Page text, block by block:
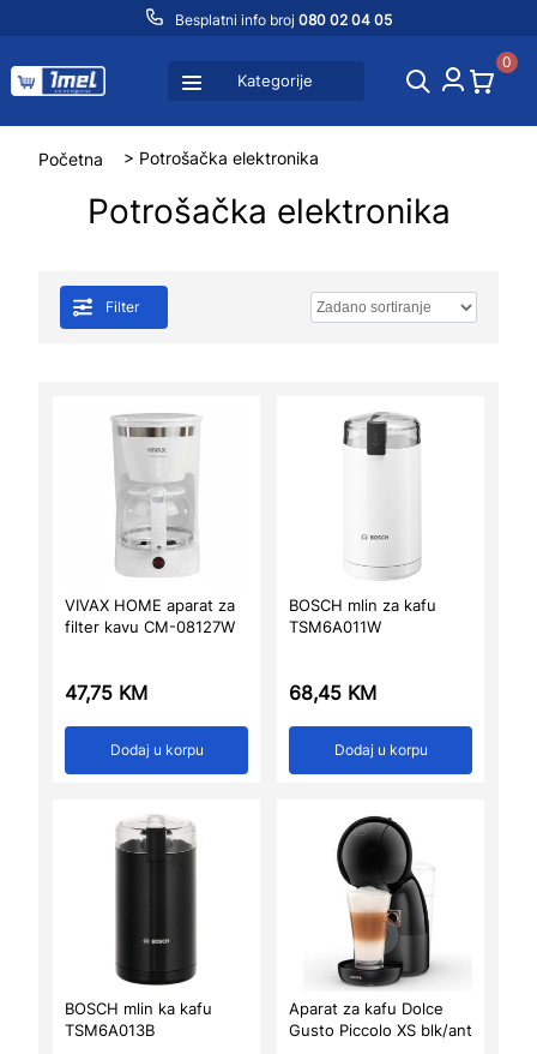
Besplatni info broj 080 02 04 05
Kategorije
0
Početna > Potrošačka elektronika
Potrošačka elektronika
Filter
VIVAX HOME aparat za
filter kavu CM-08127W
47,75 KM
Dodaj u korpu
BOSCH mlin za kafu
TSM6A011W
68,45 KM
Dodaj u korpu
BOSCH mlin ka kafu
TSM6A013B
Aparat za kafu Dolce
Gusto Piccolo XS blk/ant